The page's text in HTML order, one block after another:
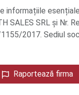
informațiile
SALES SRL și Nr.
2017. Sediul
Raportează firma